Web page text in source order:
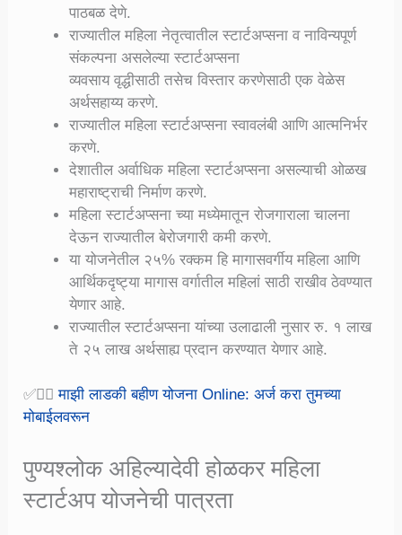
पाठबळ देणे.
राज्यातील महिला नेतृत्वातील स्टार्टअप्सना व नाविन्यपूर्ण
संकल्पना असलेल्या स्टार्टअप्सना
व्यवसाय वृद्धीसाठी तसेच विस्तार करणेसाठी एक वेळेस
अर्थसहाय्य करणे.
राज्यातील महिला स्टार्टअप्सना स्वावलंबी आणि आत्मनिर्भर
करणे.
देशातील अर्वाधिक महिला स्टार्टअप्सना असल्याची ओळख
महाराष्ट्राची निर्माण करणे.
महिला स्टार्टअप्सना च्या मध्येमातून रोजगाराला चालना
देऊन राज्यातील बेरोजगारी कमी करणे.
या योजनेतील २५% रक्कम हि मागासवर्गीय महिला आणि
आर्थिकदृष्ट्या मागास वर्गातील महिलां साठी राखीव ठेवण्यात
येणार आहे.
राज्यातील स्टार्टअप्सना यांच्या उलाढाली नुसार रु. १ लाख
ते २५ लाख अर्थसाह्य प्रदान करण्यात येणार आहे.
✅👉🏻माझी लाडकी बहीण योजना Online: अर्ज करा तुमच्या
मोबाईलवरून
पुण्यश्लोक अहिल्यादेवी होळकर महिला
स्टार्टअप योजनेची पात्रता